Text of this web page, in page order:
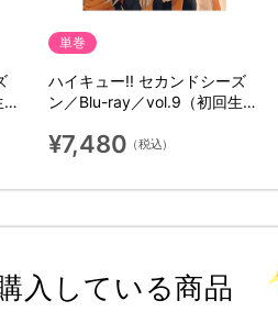
単巻
ハイキュー!! セカンドシーズ
ン／Blu-ray／vol.9（初回生産
¥7,480 （税込）
入している商品